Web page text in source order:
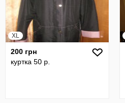
XL
200 грн
куртка 50 р.